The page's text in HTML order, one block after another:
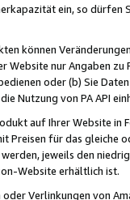
ein, so dürfen
können
nur Angaben
oder (b) Sie
Nutzung von PA API
auf Ihrer Website
Preisen für das
jeweils den
Website erhältlich ist.
Verlinkungen von